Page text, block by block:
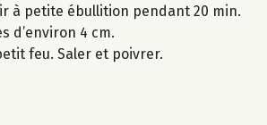
à petite ébullition pendant 20 min.
d’environ 4 cm.
feu. Saler et poivrer.